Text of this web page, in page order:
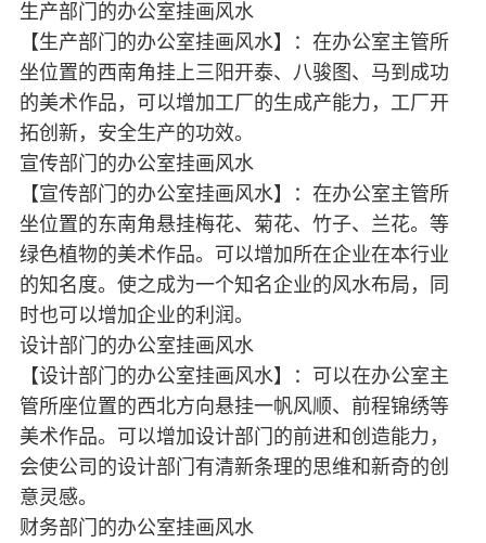
生产部门的办公室挂画风水
【生产部门的办公室挂画风水】：在办公室主管所
坐位置的西南角挂上三阳开泰、八骏图、马到成功
的美术作品，可以增加工厂的生成产能力，工厂开
拓创新，安全生产的功效。
宣传部门的办公室挂画风水
【宣传部门的办公室挂画风水】：在办公室主管所
坐位置的东南角悬挂梅花、菊花、竹子、兰花。等
绿色植物的美术作品。可以增加所在企业在本行业
的知名度。使之成为一个知名企业的风水布局，同
时也可以增加企业的利润。
设计部门的办公室挂画风水
【设计部门的办公室挂画风水】：可以在办公室主
管所座位置的西北方向悬挂一帆风顺、前程锦绣等
美术作品。可以增加设计部门的前进和创造能力，
会使公司的设计部门有清新条理的思维和新奇的创
意灵感。
财务部门的办公室挂画风水